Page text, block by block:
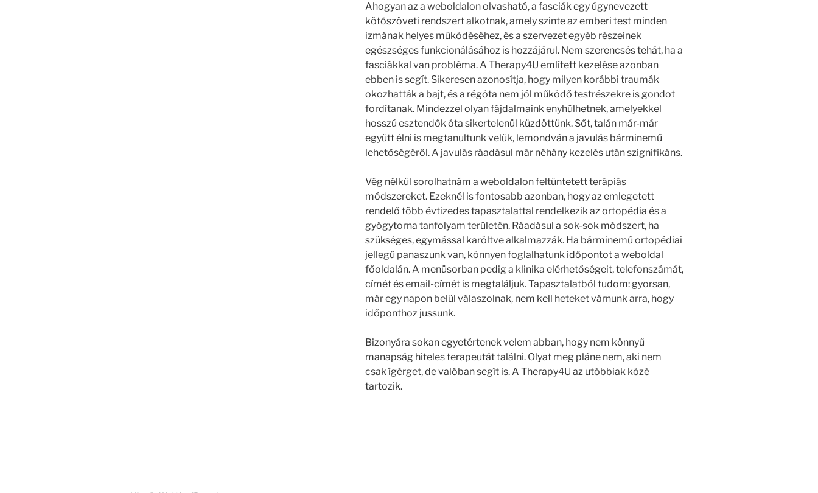
Ahogyan az a weboldalon olvasható, a fasciák egy úgynevezett
kötőszöveti rendszert alkotnak, amely szinte az emberi test minden
izmának helyes működéséhez, és a szervezet egyéb részeinek
egészséges funkcionálásához is hozzájárul. Nem szerencsés tehát, ha a
fasciákkal van probléma. A Therapy4U említett kezelése azonban
ebben is segít. Sikeresen azonosítja, hogy milyen korábbi traumák
okozhatták a bajt, és a régóta nem jól működő testrészekre is gondot
fordítanak. Mindezzel olyan fájdalmaink enyhülhetnek, amelyekkel
hosszú esztendők óta sikertelenül küzdöttünk. Sőt, talán már-már
együtt élni is megtanultunk velük, lemondván a javulás bárminemű
lehetőségéről. A javulás ráadásul már néhány kezelés után szignifikáns.
Vég nélkül sorolhatnám a weboldalon feltüntetett terápiás
módszereket. Ezeknél is fontosabb azonban, hogy az emlegetett
rendelő több évtizedes tapasztalattal rendelkezik az ortopédia és a
gyógytorna tanfolyam területén. Ráadásul a sok-sok módszert, ha
szükséges, egymással karöltve alkalmazzák. Ha bárminemű ortopédiai
jellegű panaszunk van, könnyen foglalhatunk időpontot a weboldal
főoldalán. A menüsorban pedig a klinika elérhetőségeit, telefonszámát,
címét és email-címét is megtaláljuk. Tapasztalatból tudom: gyorsan,
már egy napon belül válaszolnak, nem kell heteket várnunk arra, hogy
időponthoz jussunk.
Bizonyára sokan egyetértenek velem abban, hogy nem könnyű
manapság hiteles terapeutát találni. Olyat meg pláne nem, aki nem
csak ígérget, de valóban segít is. A Therapy4U az utóbbiak közé
tartozik.